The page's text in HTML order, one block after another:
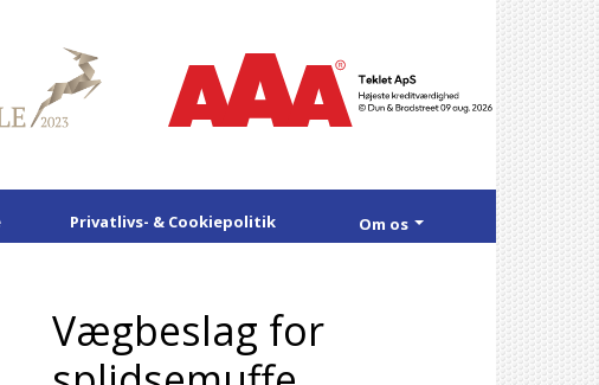
Privatlivs- & Cookiepolitik Om os
Vægbeslag for